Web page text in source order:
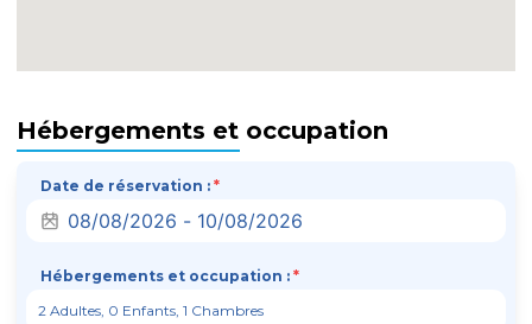
Hébergements et occupation
Date de réservation : *
Hébergements et occupation : *